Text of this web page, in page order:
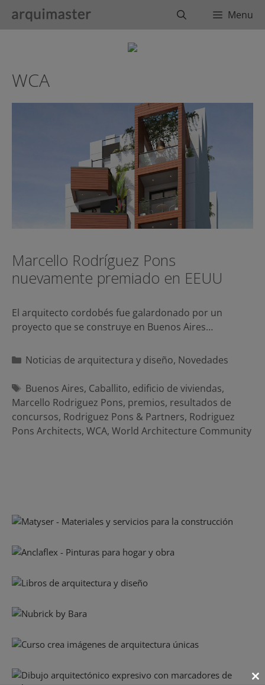
BuscarMenu
WCA
Marcello Rodríguez Pons
nuevamente premiado en EEUU
El arquitecto cordobés fue galardonado por un
proyecto que se construye en Buenos Aires…
Categorías
Noticias de arquitectura y diseño, Novedades
Etiquetas
Buenos Aires, Caballito, edificio de viviendas,
Marcello Rodriguez Pons, premios, resultados de
concursos, Rodriguez Pons & Partners, Rodriguez
Pons Architects, WCA, World Architecture Community